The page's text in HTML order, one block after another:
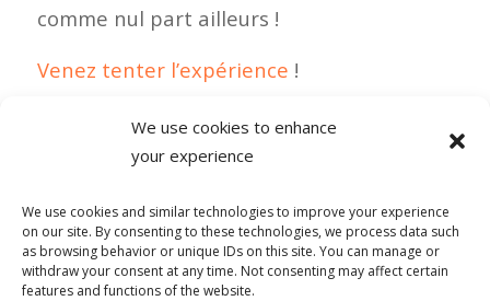
We use cookies to enhance
your experience
We use cookies and similar technologies to improve your experience
on our site. By consenting to these technologies, we process data such
as browsing behavior or unique IDs on this site. You can manage or
withdraw your consent at any time. Not consenting may affect certain
features and functions of the website.
comme nul part ailleurs !
Venez tenter l’expérience !
0 COMMENTAIRES